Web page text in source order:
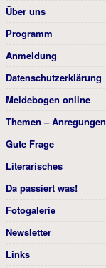
Über uns
Programm
Anmeldung
Datenschutzerklärung
Meldebogen online
Themen – Anregungen
Gute Frage
Literarisches
Da passiert was!
Fotogalerie
Newsletter
Links